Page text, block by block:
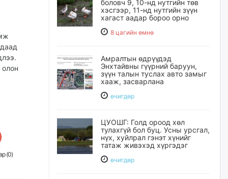
(0)
боловч 9, 10-нд нутгийн төв
хэсгээр, 11-нд нутгийн зүүн
хагаст аадар бороо орно
8 цагийн өмнө
Амралтын өдрүүдэд
Энхтайвны гүүрний баруун,
зүүн талын туслах авто замыг
хааж, засварлана
өчигдѳр
ЦУОШГ: Голд ороод хөл
тулахгүй бол буц. Усны урсгал,
нүх, хуйлрал гэнэт хүнийг
татаж живэхэд хүргэдэг
өчигдѳр